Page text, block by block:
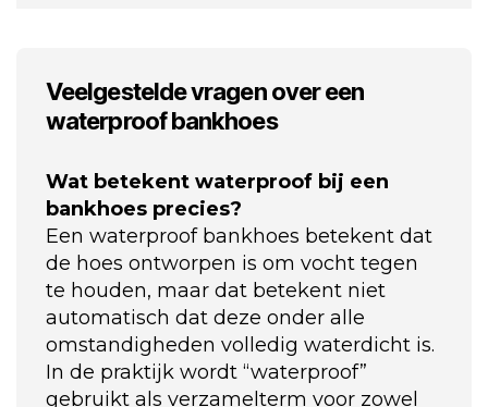
Veelgestelde vragen over een
waterproof bankhoes
Wat betekent waterproof bij een
bankhoes precies?
Een waterproof bankhoes betekent dat
de hoes ontworpen is om vocht tegen
te houden, maar dat betekent niet
automatisch dat deze onder alle
omstandigheden volledig waterdicht is.
In de praktijk wordt “waterproof”
gebruikt als verzamelterm voor zowel